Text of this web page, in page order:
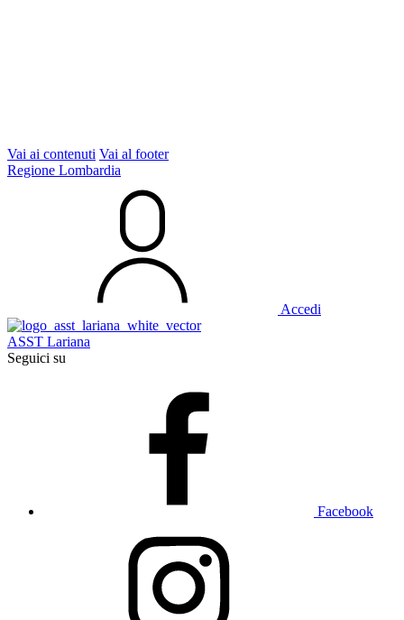
Vai ai contenuti Vai al footer
Regione Lombardia
Accedi
ASST Lariana
Seguici su
Facebook